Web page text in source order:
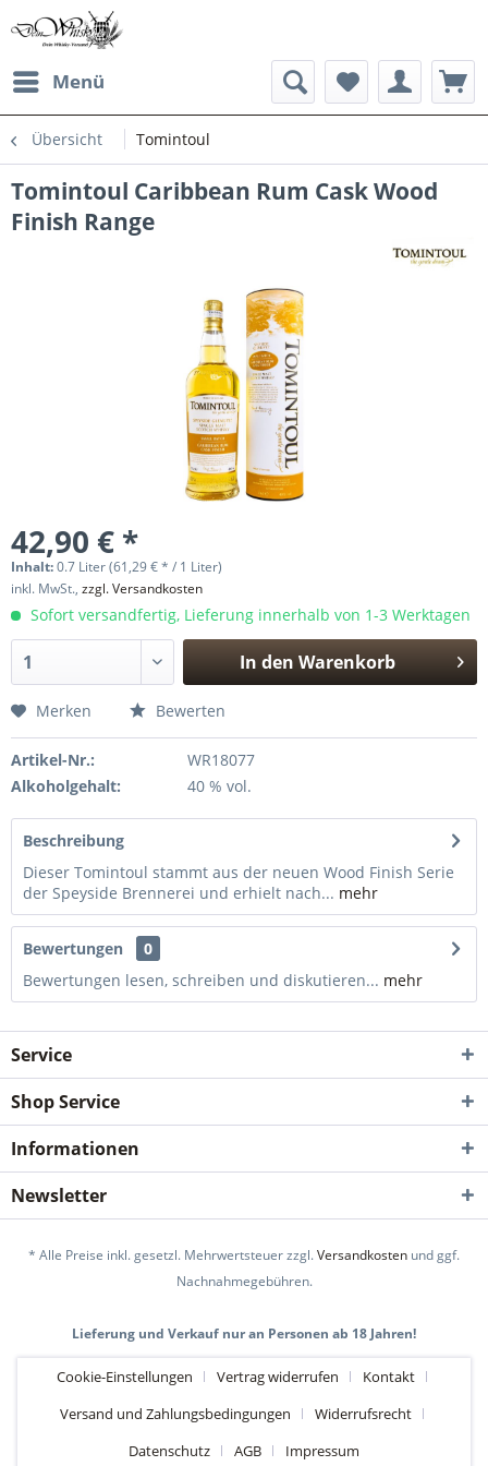
Menü
Übersicht Tomintoul
Tomintoul Caribbean Rum Cask Wood
Finish Range
42,90 € *
Inhalt:0.7 Liter (61,29 € * / 1 Liter)
inkl. MwSt., zzgl. Versandkosten
Sofort versandfertig, Lieferung innerhalb von 1-3 Werktagen
In den Warenkorb
Merken Bewerten
Artikel-Nr.:
WR18077
Alkoholgehalt:
40 % vol.
Beschreibung
Dieser Tomintoul stammt aus der neuen Wood Finish Serie
der Speyside Brennerei und erhielt nach... mehr
Bewertungen
0
Bewertungen lesen, schreiben und diskutieren... mehr
Service
Shop Service
Informationen
Newsletter
* Alle Preise inkl. gesetzl. Mehrwertsteuer zzgl.Versandkosten und ggf.
Nachnahmegebühren.
Lieferung und Verkauf nur an Personen ab 18 Jahren!
Cookie-Einstellungen Vertrag widerrufen
Kontakt
Versand und Zahlungsbedingungen
Widerrufsrecht
Datenschutz
AGB Impressum